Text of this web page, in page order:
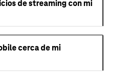
de streaming con mi
cerca de mi